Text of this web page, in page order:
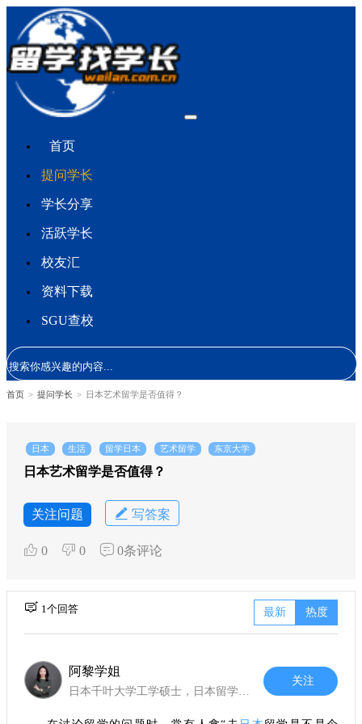
首页
提问学长
学长分享
活跃学长
校友汇
资料下载
SGU查校
首页 > 提问学长 > 日本艺术留学是否值得？
日本 生活 留学日本 艺术留学 东京大学
日本艺术留学是否值得？
关注问题 写答案
0 0 0条评论
1个回答 最新 热度
阿黎学姐
日本千叶大学工学硕士，日本留学咨询10年+
关注